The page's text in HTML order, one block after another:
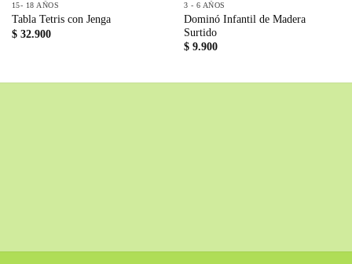
15- 18 AÑOS
Tabla Tetris con Jenga
$32.900
3 - 6 AÑOS
Dominó Infantil de Madera
Surtido
$9.900